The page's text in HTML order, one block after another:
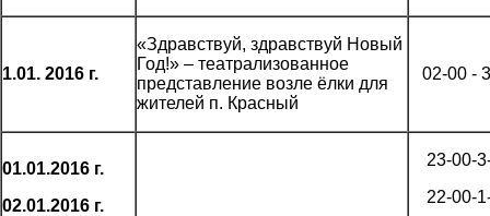
1.01. 2016 г.
«Здравствуй, здравствуй Новый
Год!» – театрализованное
представление возле ёлки для
жителей п. Красный
02-00 -
01.01.2016 г.
02.01.2016 г.
23-00-
22-00-